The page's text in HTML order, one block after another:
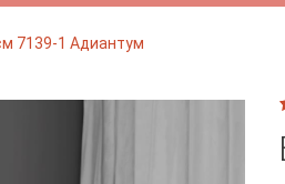
7139-1 Адиантум